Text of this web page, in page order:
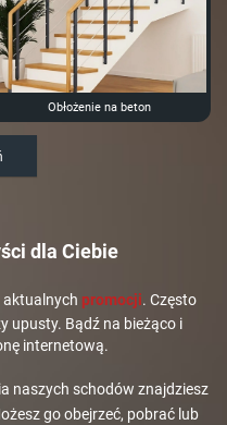
Obłożenie na beton
dla Ciebie
aktualnych promocji. Często
upusty. Bądź na bieżąco i
internetową.
naszych schodów znajdziesz
go obejrzeć, pobrać lub